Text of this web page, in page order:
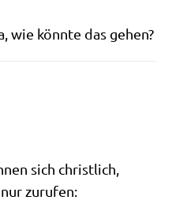
wie könn­te das gehen?
sich christ­lich,
zurufen: